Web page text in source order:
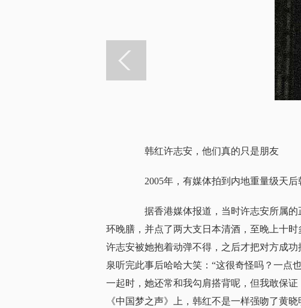
韩红许志安，他们真的只是朋友
2005年，有媒体拍到内地重量级天后
据香港媒体报道，当时许志安所属的
环晚膳，并点了两大支日本清酒，至晚上十
许志安被她抱着动弹不得，之后才把对方成
泉听完此事后哈哈大笑：“这很奇怪吗？一点
一起时，她还常和我勾肩搭背呢，但我敢保
《中国梦之声》上，韩红不是一样强吻了黄晓